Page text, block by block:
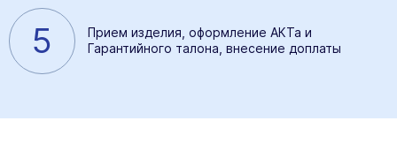
5
Прием изделия, оформление АКТа и
Гарантийного талона, внесение доплаты